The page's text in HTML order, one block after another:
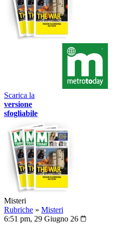
Scarica la
versione
sfogliabile
Misteri
Rubriche » Misteri
6:51 pm, 29 Giugno 26